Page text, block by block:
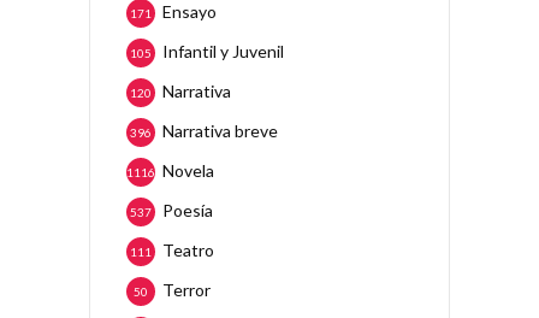
Ensayo
171
Infantil y Juvenil
105
Narrativa
120
Narrativa breve
396
Novela
1116
Poesía
537
Teatro
111
Terror
50